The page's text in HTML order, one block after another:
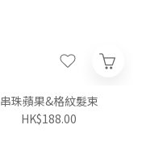
串珠蘋果&格紋髮束
HK$188.00